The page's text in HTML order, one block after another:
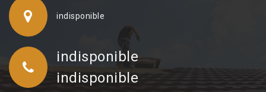
indisponible
indisponible
indisponible